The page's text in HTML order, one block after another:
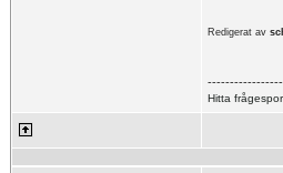
Redigerat av
Hitta